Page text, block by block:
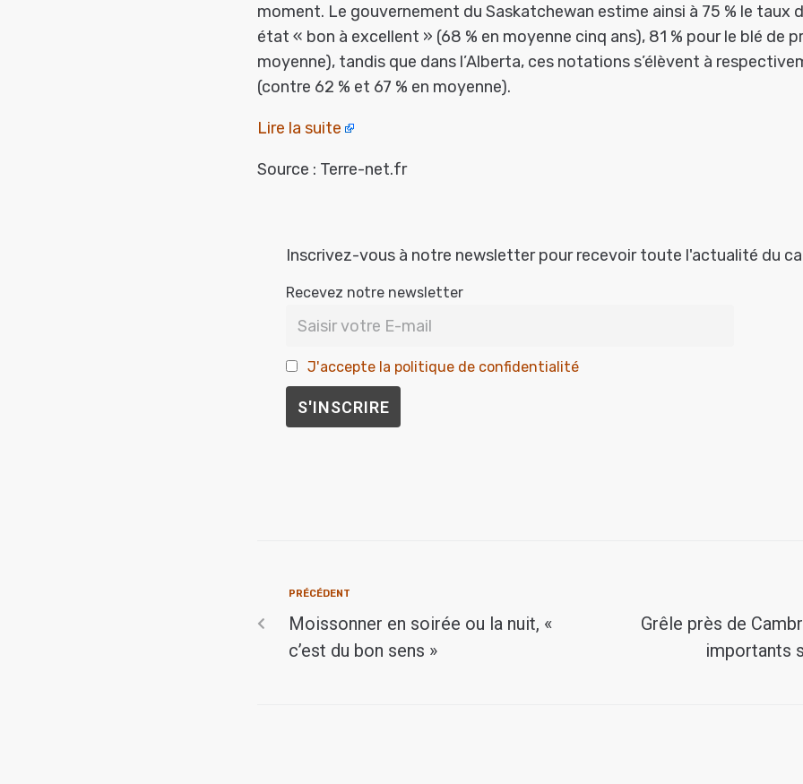
moment. Le gouvernement du Saskatchewan estime ainsi à 75 % le taux
état « bon à excellent » (68 % en moyenne cinq ans), 81 % pour le blé de
moyenne), tandis que dans l’Alberta, ces notations s’élèvent à
(contre 62 % et 67 % en moyenne).
Lire la suite
Source : Terre-net.fr
Inscrivez-vous à notre newsletter pour recevoir toute l'actualité du
Recevez notre newsletter
J'accepte la politique de confidentialité
PRÉCÉDENT
Moissonner en soirée ou la nuit, «
c’est du bon sens »
Grêle près de
importants